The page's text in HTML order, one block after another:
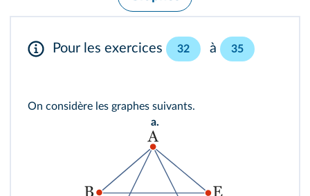
Pour les exercices 32 à 35
On considère les graphes suivants.
a.